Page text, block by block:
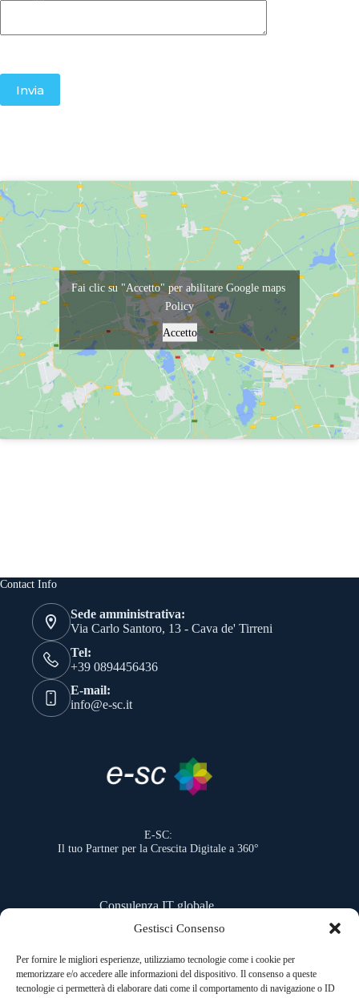
Gestisci Consenso
Per fornire le migliori esperienze, utilizziamo tecnologie come i cookie per
memorizzare e/o accedere alle informazioni del dispositivo. Il consenso a queste
tecnologie ci permetterà di elaborare dati come il comportamento di navigazione o ID
Fai clic su "Accetto" per abilitare Google maps
Policy
Accetto
Contact Info
Sede amministrativa:
Via Carlo Santoro, 13 - Cava de' Tirreni
Tel:
+39 0894456436
E-mail:
info@e-sc.it
E-SC:
Il tuo Partner per la Crescita Digitale a 360°
Consulenza IT globale,
e portali web personalizzati.
Contattaci per una consulenza gratuita